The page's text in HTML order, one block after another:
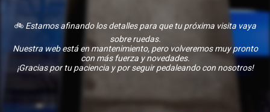
🚲 Estamos afinando los detalles para que tu próxima visita vaya
sobre ruedas.
Nuestra web está en mantenimiento, pero volveremos muy pronto
con más fuerza y novedades.
¡Gracias por tu paciencia y por seguir pedaleando con nosotros!